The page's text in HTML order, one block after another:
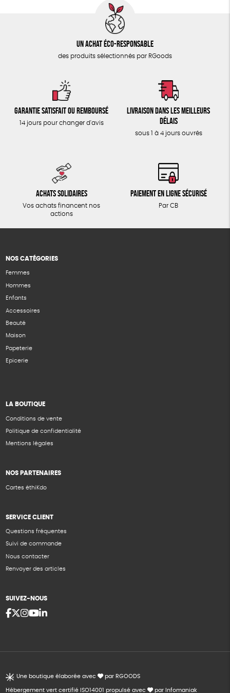
Un achat éco-responsable
des produits sélectionnés par RGoods
Garantie satisfait ou remboursé
14 jours pour changer d'avis
Livraison dans les meilleurs
délais
sous 1 à 4 jours ouvrés
Achats solidaires
Vos achats financent nos
actions
Paiement en ligne sécurisé
Par CB
NOS CATÉGORIES
Femmes
Hommes
Enfants
Accessoires
Beauté
Maison
Papeterie
Epicerie
LA BOUTIQUE
Conditions de vente
Politique de confidentialité
Mentions légales
NOS PARTENAIRES
Cartes éthiKdo
SERVICE CLIENT
Questions fréquentes
Suivi de commande
Nous contacter
Renvoyer des articles
SUIVEZ-NOUS
Une boutique élaborée avec par RGOODS
Hébergement vert certifié ISO14001 propulsé avec par Infomaniak